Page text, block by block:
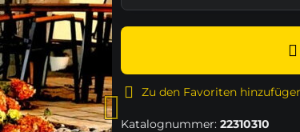
Zu den Favoriten
Katalognummer: 22310310